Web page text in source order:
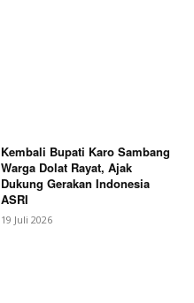
Kembali Bupati Karo Sambang
Warga Dolat Rayat, Ajak
Dukung Gerakan Indonesia
ASRI
19 Juli 2026